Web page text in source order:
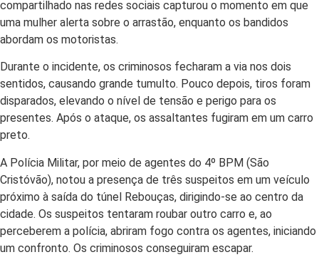
compartilhado nas redes sociais capturou o momento em que
uma mulher alerta sobre o arrastão, enquanto os bandidos
abordam os motoristas.
Durante o incidente, os criminosos fecharam a via nos dois
sentidos, causando grande tumulto. Pouco depois, tiros foram
disparados, elevando o nível de tensão e perigo para os
presentes. Após o ataque, os assaltantes fugiram em um carro
preto.
A Polícia Militar, por meio de agentes do 4º BPM (São
Cristóvão), notou a presença de três suspeitos em um veículo
próximo à saída do túnel Rebouças, dirigindo-se ao centro da
cidade. Os suspeitos tentaram roubar outro carro e, ao
perceberem a polícia, abriram fogo contra os agentes, iniciando
um confronto. Os criminosos conseguiram escapar.